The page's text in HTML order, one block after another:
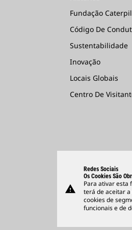
Fundação
Código De
Sustentabilidade
Inovação
Locais Globais
Centro De
warning
Redes Sociais
Os Cookies São
Para ativar esta
terá de aceitar
cookies de
funcionais e de